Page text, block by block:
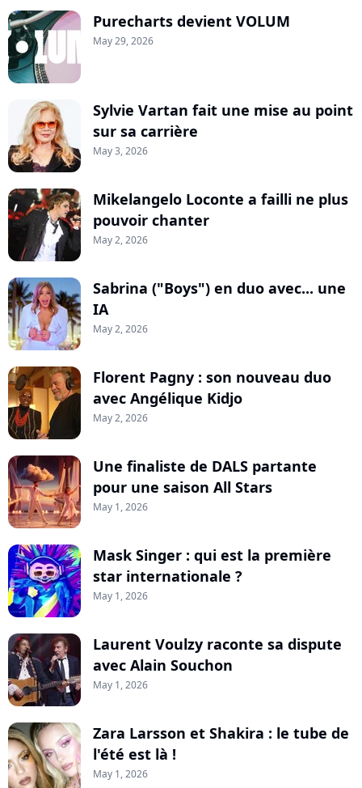
Purecharts devient VOLUM
May 29, 2026
Sylvie Vartan fait une mise au point
sur sa carrière
May 3, 2026
Mikelangelo Loconte a failli ne plus
pouvoir chanter
May 2, 2026
Sabrina ("Boys") en duo avec... une
IA
May 2, 2026
Florent Pagny : son nouveau duo
avec Angélique Kidjo
May 2, 2026
Une finaliste de DALS partante
pour une saison All Stars
May 1, 2026
Mask Singer : qui est la première
star internationale ?
May 1, 2026
Laurent Voulzy raconte sa dispute
avec Alain Souchon
May 1, 2026
Zara Larsson et Shakira : le tube de
l'été est là !
May 1, 2026